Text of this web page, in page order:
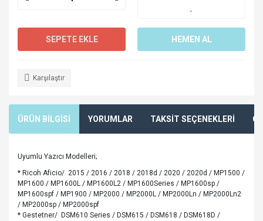
SEPETE EKLE HEMEN AL
Karşılaştır
ÜRÜN BİLGİSİ YORUMLAR TAKSİT SEÇENEKLERİ
Uyumlu Yazıcı Modelleri;
* Ricoh Aficio/ 2015 / 2016 / 2018 / 2018d / 2020 / 2020d / MP1500 /
MP1600 / MP1600L / MP1600L2 / MP1600Series / MP1600sp /
MP1600spf / MP1900 / MP2000 / MP2000L / MP2000Ln / MP2000Ln2
/ MP2000sp / MP2000spf
* Gestetner/ DSM610 Series / DSM615 / DSM618 / DSM618D /